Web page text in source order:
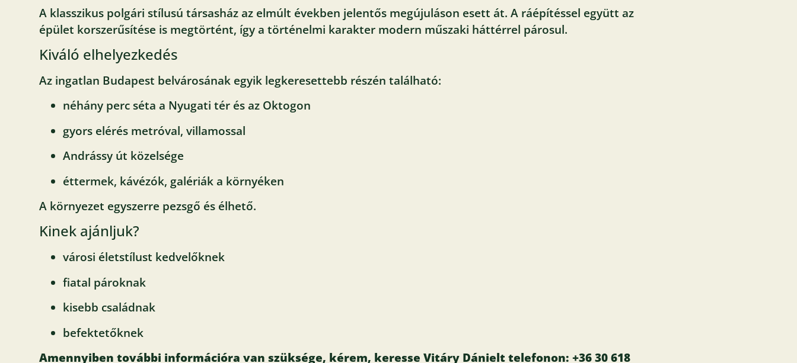
A klasszikus polgári stílusú társasház az elmúlt években jelentős megújuláson esett át. A ráépítéssel együtt az
épület korszerűsítése is megtörtént, így a történelmi karakter modern műszaki háttérrel párosul.
Kiváló elhelyezkedés
Az ingatlan Budapest belvárosának egyik legkeresettebb részén található:
néhány perc séta a Nyugati tér és az Oktogon
gyors elérés metróval, villamossal
Andrássy út közelsége
éttermek, kávézók, galériák a környéken
A környezet egyszerre pezsgő és élhető.
Kinek ajánljuk?
városi életstílust kedvelőknek
fiatal pároknak
kisebb családnak
befektetőknek
Amennyiben további információra van szüksége, kérem, keresse Vitáry Dánielt telefonon: +36 30 618